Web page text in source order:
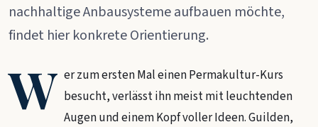
nachhaltige Anbausysteme aufbauen möchte,
findet hier konkrete Orientierung.
W er zum ersten Mal einen Permakultur-Kurs
besucht, verlässt ihn meist mit leuchtenden
Augen und einem Kopf voller Ideen. Guilden,